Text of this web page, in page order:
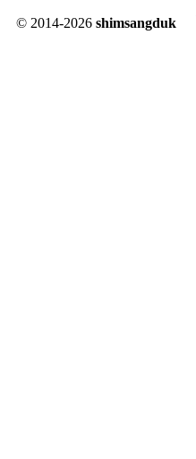
© 2014-2026 shimsangduk